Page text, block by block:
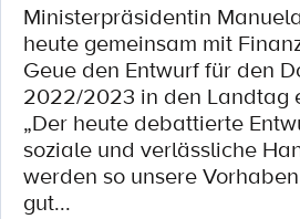
Ministerpräsidentin
heute gemeinsam mit
Geue den Entwurf für den
2022/2023 in den Landtag
„Der heute debattierte
soziale und verlässliche
werden so unsere
gut...